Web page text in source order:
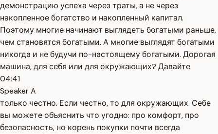
демонстрацию успеха через траты, а не через
накопленное богатство и накопленный капитал.
Поэтому многие начинают выглядеть богатыми раньше,
чем становятся богатыми. А многие выглядят богатыми
никогда и не будучи по-настоящему богатыми. Дорогая
машина, для себя или для окружающих? Давайте
04:41
Speaker A
только честно. Если честно, то для окружающих. Себе
вы можете объяснить что угодно: про комфорт, про
безопасность, но корень покупки почти всегда